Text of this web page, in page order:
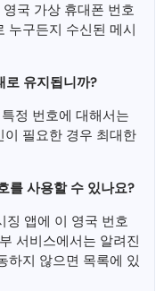
국 가상 휴대폰 번호
누구든지 수신된 메시
로 유지됩니까?
정 번호에 대해서는
이 필요한 경우 최대한
사용할 수 있나요?
앱에 이 영국 번호
서비스에서는 알려진
하지 않으면 목록에 있